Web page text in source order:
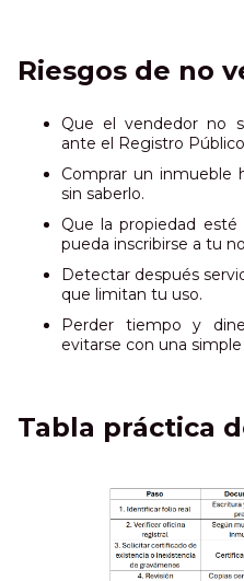
Riesgos de no
Que el vendedor no
ante el Registro
Comprar un inmueble
sin saberlo.
Que la propiedad
pueda inscribirse a tu
Detectar después
que limitan tu uso.
Perder tiempo y
evitarse con una simple
Tabla práctica